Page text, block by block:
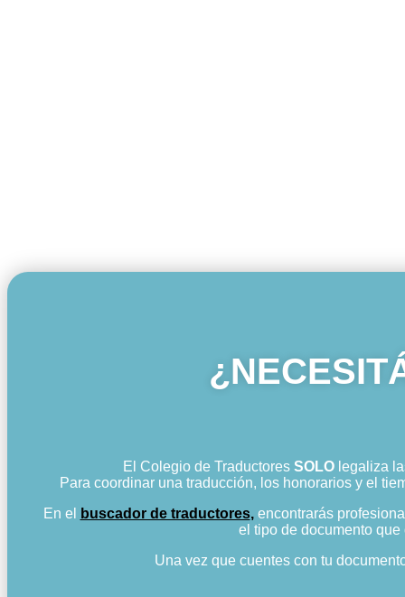
El Colegio de Traductores SOLOlegaliza
Para coordinar una traducción, los honorarios y el
En el
buscador de traductores,encontrarás
el tipo de documento que
Una vez que cuentes con tu